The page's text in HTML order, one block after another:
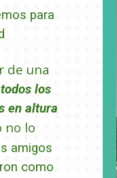
para
de una
todos los
en altura
no lo
amigos
como